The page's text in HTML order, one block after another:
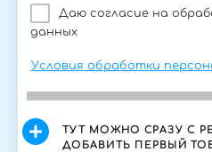
Даю согласие на
данных
Условия обработки
ТУТ МОЖНО СРАЗУ С
ДОБАВИТЬ ПЕРВЫЙ